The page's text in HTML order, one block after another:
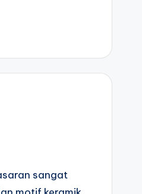
sangat